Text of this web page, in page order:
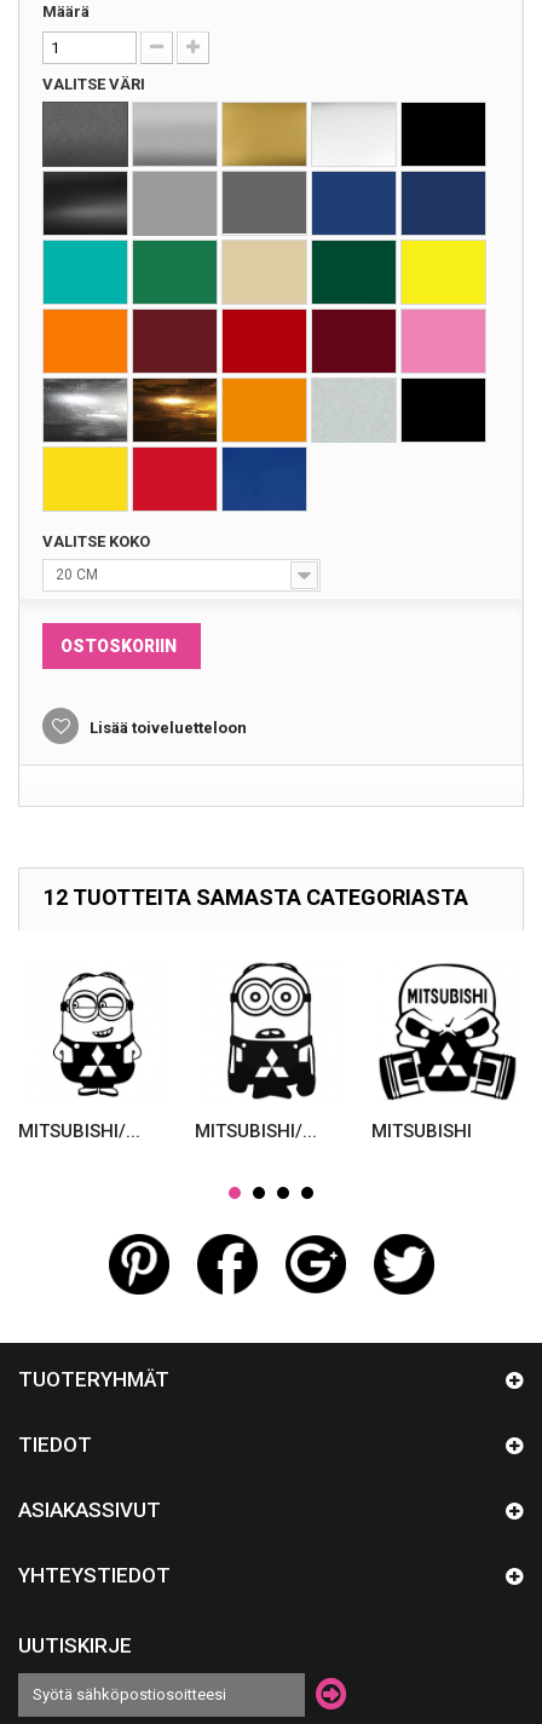
Määrä
VALITSE VÄRI
VALITSE KOKO
20 CM
OSTOSKORIIN
Lisää toiveluetteloon
12 TUOTTEITA SAMASTA CATEGORIASTA
MITSUBISHI/... MITSUBISHI/... MITSUBISHI
TUOTERYHMÄT
TIEDOT
ASIAKASSIVUT
YHTEYSTIEDOT
UUTISKIRJE